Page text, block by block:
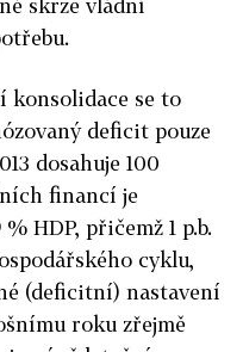
skrze vládní
konsolidace se to
deficit pouze
dosahuje 100
financí je
HDP, přičemž 1 p.b.
cyklu,
(deficitní) nastavení
roku zřejmě